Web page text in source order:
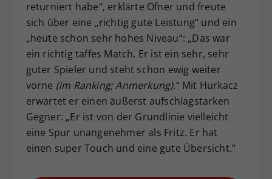
returniert habe“, erklärte Ofner und freute
sich über eine „richtig gute Leistung“ und ein
„heute schon sehr hohes Niveau“: „Das war
ein richtig taffes Match. Er ist ein sehr, sehr
guter Spieler und steht schon ewig weiter
vorne (im Ranking; Anmerkung).“ Mit Hurkacz
erwartet er einen äußerst aufschlagstarken
Gegner: „Er ist von der Grundlinie vielleicht
eine Spur unangenehmer als Fritz. Er hat
einen super Touch und eine gute Übersicht.“